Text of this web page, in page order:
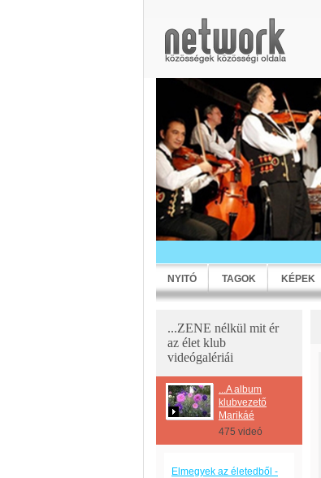
NYITÓ TAGOK KÉPEK
...ZENE nélkül mit ér
az élet klub
videógalériái
...A album
klubvezető
Marikáé
475 videó
Elmegyek az életedből -